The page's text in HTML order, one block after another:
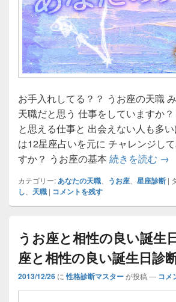
お手入れしてる？？ うお座の天職
天職だと思う 仕事をしていますか
と思える仕事と 出会えない人も多
は12星座占いを元に チャレンジし
すか？ うお座の基本 続きを読む う
→
カテゴリー:あなたの天職 うお座 星座診断 |
し
天職 | コメントを残す
うお座と相性の良い誕生
座と相性の良い誕生日診
2013/12/26 に 性格診断マスターが投稿 — コメ